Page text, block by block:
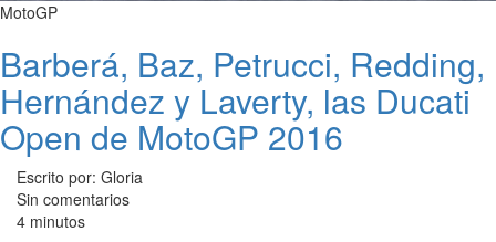
MotoGP
Barberá, Baz, Petrucci, Redding,
Hernández y Laverty, las Ducati
Open de MotoGP 2016
Escrito por: Gloria
Sin comentarios
4 minutos